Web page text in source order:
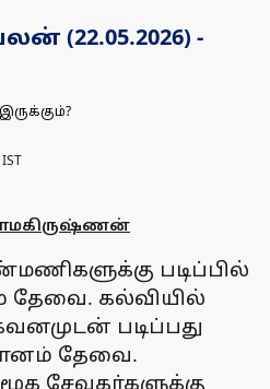
(22.05.2026) -
படிப்பில்
தேவை. கல்வியில்
படிப்பது
தேவை.
சேவகர்களுக்கு